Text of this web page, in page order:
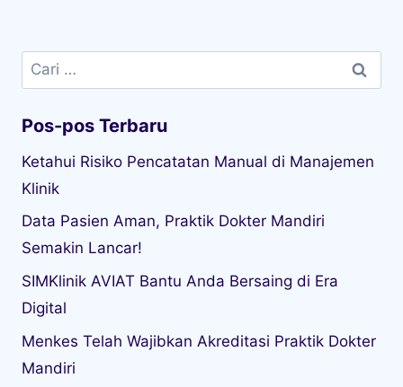
Data Pasien Aman, Praktik Dokter Mandiri
SIMKlinik AVIAT Bantu Anda Bersaing di Era
Digital
Menkes Telah Wajibkan Akreditasi Praktik Dokter
Mandiri
Mengapa Praktik Dokter Mandiri Harus Aktif
Laporkan Kasus TBC?
Newsletter
Dapatkan update terbaru seputar Aviat SIMRS